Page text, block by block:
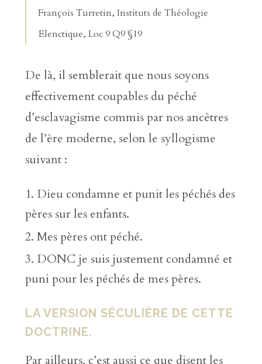
François Turretin, Instituts de Théologie
Elenctique, Loc 9 Q9 §19
De là, il semblerait que nous soyons
effectivement coupables du péché
d’esclavagisme commis par nos ancêtres
de l’ère moderne, selon le syllogisme
suivant :
Dieu condamne et punit les péchés des
pères sur les enfants.
Mes pères ont péché.
DONC je suis justement condamné et
puni pour les péchés de mes pères.
LA VERSION SÉCULIÈRE DE CETTE
DOCTRINE.
Par ailleurs, c’est aussi ce que disent les